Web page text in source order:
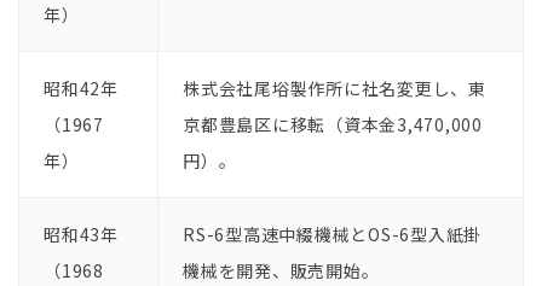
年）
昭和42年
（1967
年）
株式会社尾﨏製作所に社名変更し、東
京都豊島区に移転（資本⾦3,470,000
円）。
昭和43年
（1968
RS-6型⾼速中綴機械とOS-6型⼊紙掛
機械を開発、販売開始。